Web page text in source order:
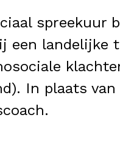
spreekuur
landelijke
In plaats